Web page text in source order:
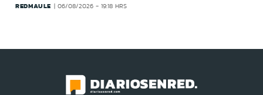
REDMAULE 06/08/2026 - 19:18 HRS